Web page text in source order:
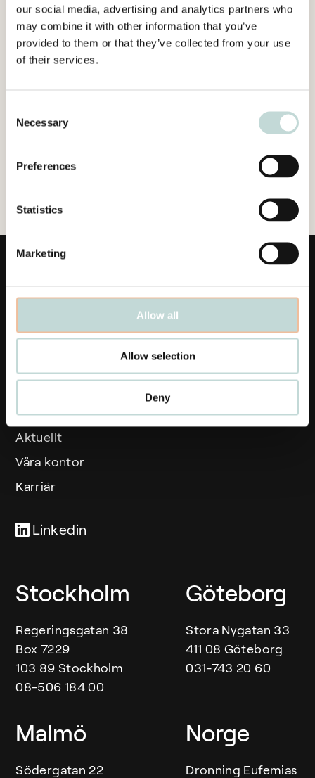
our social media, advertising and analytics partners who
may combine it with other information that you’ve
provided to them or that they’ve collected from your use
of their services.
Selection
Necessary
Preferences
Statistics
Marketing
Allow all
Allow selection
Deny
Links
Medarbetare
Aktuellt
Våra kontor
Karriär
Linkedin
Our offices
Stockholm
Regeringsgatan 38
Box 7229
103 89 Stockholm
08-506 184 00
Göteborg
Stora Nygatan 33
411 08 Göteborg
031-743 20 60
Malmö
Södergatan 22
Norge
Dronning Eufemias